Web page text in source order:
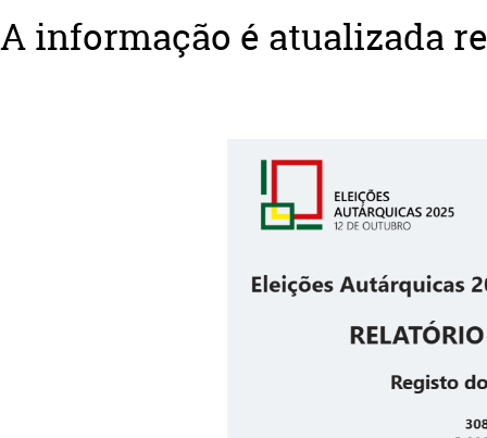
A informação é atualizada